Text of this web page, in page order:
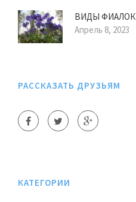
ВИДЫ ФИАЛОК
Апрель 8, 2023
РАССКАЗАТЬ ДРУЗЬЯМ
КАТЕГОРИИ